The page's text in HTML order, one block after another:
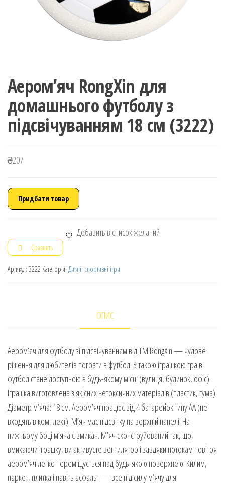
Аером’яч RongXin для
домашнього футболу з
підсвічуванням 18 см (3222)
₴207
Придбати товар
Добавить в список желаний
Сравнить
Артикул: 3222 Категорія: Дитячі спортивні ігри
ОПИС
Аером’яч для футболу зі підсвічуванням від ТМ RongXin — чудове
рішення для любителів пограти в футбол. З такою іграшкою гра в
футбол стане доступною в будь-якому місці (вулиця, будинок, офіс).
Іграшка виготовлена з якісних нетоксичних матеріалів (пластик, гума).
Діаметр м’яча: 18 см. Аером’яч працює від 4 батарейок типу АА (не
входять в комплект). М’яч має підсвітку на верхній панелі. На
нижньому боці м’яча є вмикач. М’яч сконструйований так, що,
вмикаючи іграшку, ви активуєте вентилятор і завдяки потокам повітря
аером’яч легко переміщується над будь-якою поверхнею. Килим,
паркет, плитка і навіть асфальт — все під силу м’ячу для